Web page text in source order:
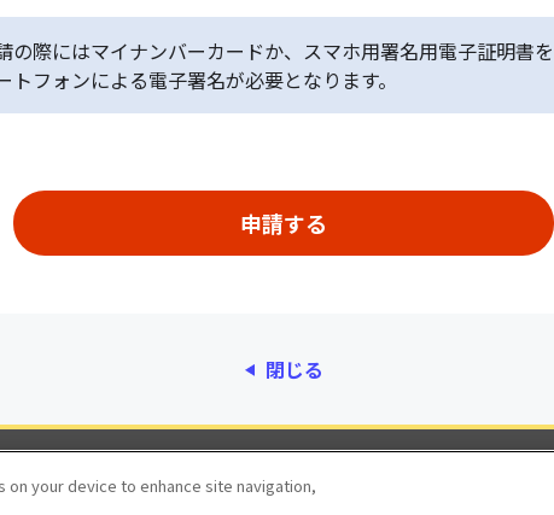
の際にはマイナンバーカードか、スマホ用署名用電子証明書
トフォンによる電子署名が必要となります。
閉じる
動作環境 個人情報保護 利用規約 アクセシ
your device to enhance site navigation,